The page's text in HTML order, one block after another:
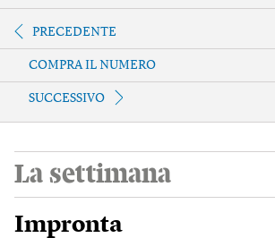
PRECEDENTE
COMPRA IL NUMERO
SUCCESSIVO
La settimana
Impronta